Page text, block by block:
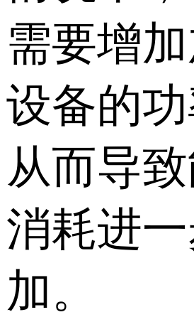
需要增
设备的功
从而导
消耗进
加。